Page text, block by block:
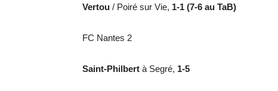
Vertou / Poiré sur Vie, 1-1 (7-6 au TaB)
FC Nantes 2
Saint-Philbert à Segré, 1-5